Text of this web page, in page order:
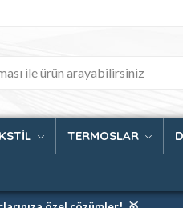
TERMOSLAR